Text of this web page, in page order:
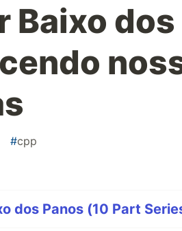
Baixo dos
#cpp
dos Panos (10 Part